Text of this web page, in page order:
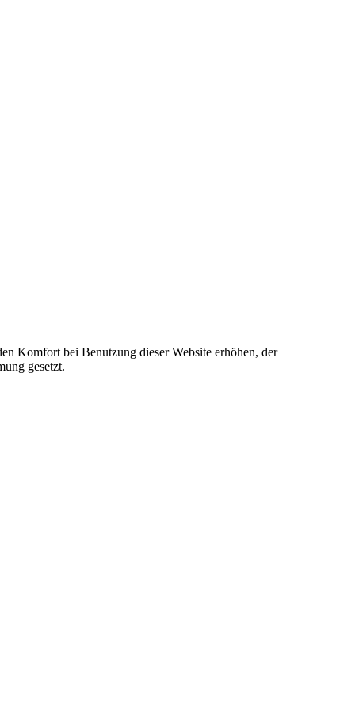
Komfort bei Benutzung dieser Website erhöhen, der
gesetzt.